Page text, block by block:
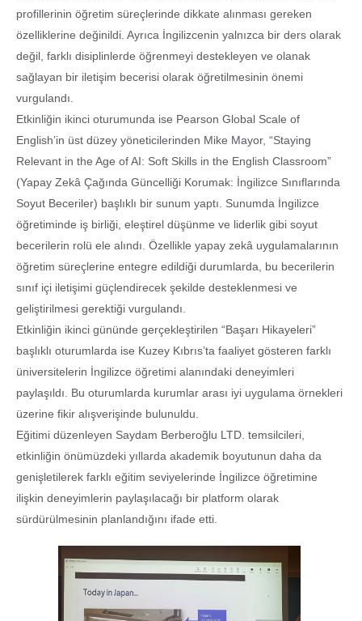
profillerinin öğretim süreçlerinde dikkate alınması gereken
özelliklerine değinildi. Ayrıca İngilizcenin yalnızca bir ders olarak
değil, farklı disiplinlerde öğrenmeyi destekleyen ve olanak
sağlayan bir iletişim becerisi olarak öğretilmesinin önemi
vurgulandı.
Etkinliğin ikinci oturumunda ise Pearson Global Scale of
English’in üst düzey yöneticilerinden Mike Mayor, “Staying
Relevant in the Age of AI: Soft Skills in the English Classroom”
(Yapay Zekâ Çağında Güncelliği Korumak: İngilizce Sınıflarında
Soyut Beceriler) başlıklı bir sunum yaptı. Sunumda İngilizce
öğretiminde iş birliği, eleştirel düşünme ve liderlik gibi soyut
becerilerin rolü ele alındı. Özellikle yapay zekâ uygulamalarının
öğretim süreçlerine entegre edildiği durumlarda, bu becerilerin
sınıf içi iletişimi güçlendirecek şekilde desteklenmesi ve
geliştirilmesi gerektiği vurgulandı.
Etkinliğin ikinci gününde gerçekleştirilen “Başarı Hikayeleri”
başlıklı oturumlarda ise Kuzey Kıbrıs’ta faaliyet gösteren farklı
üniversitelerin İngilizce öğretimi alanındaki deneyimleri
paylaşıldı. Bu oturumlarda kurumlar arası iyi uygulama örnekleri
üzerine fikir alışverişinde bulunuldu.
Eğitimi düzenleyen Saydam Berberoğlu LTD. temsilcileri,
etkinliğin önümüzdeki yıllarda akademik boyutunun daha da
genişletilerek farklı eğitim seviyelerinde İngilizce öğretimine
ilişkin deneyimlerin paylaşılacağı bir platform olarak
sürdürülmesinin planlandığını ifade etti.